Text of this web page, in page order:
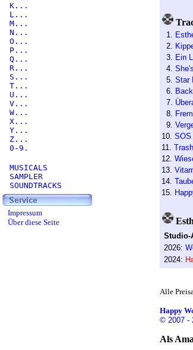
1.
2.
3. Ein
4.
5. Star
6.
7.
8.
9.
10. SOS
11.
12.
13.
14.
15.
Studio-
2026:
2024:
Alle
Happy
© 2007 -
Als
K...
L...
M...
N...
O...
P...
Q...
R...
S...
T...
U...
V...
W...
X...
Y...
Z...
0-9.
MUSICALS
SAMPLER
SOUNDTRACKS
Impressum
Über diese Seite